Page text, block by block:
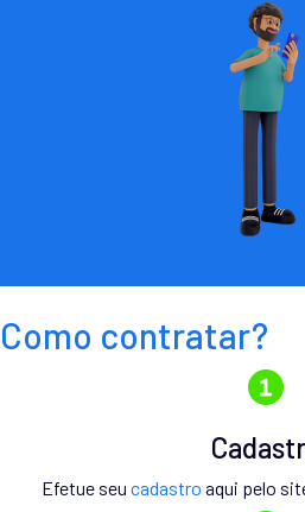
Como contratar?
Efetue seu cadastro aqui pelo